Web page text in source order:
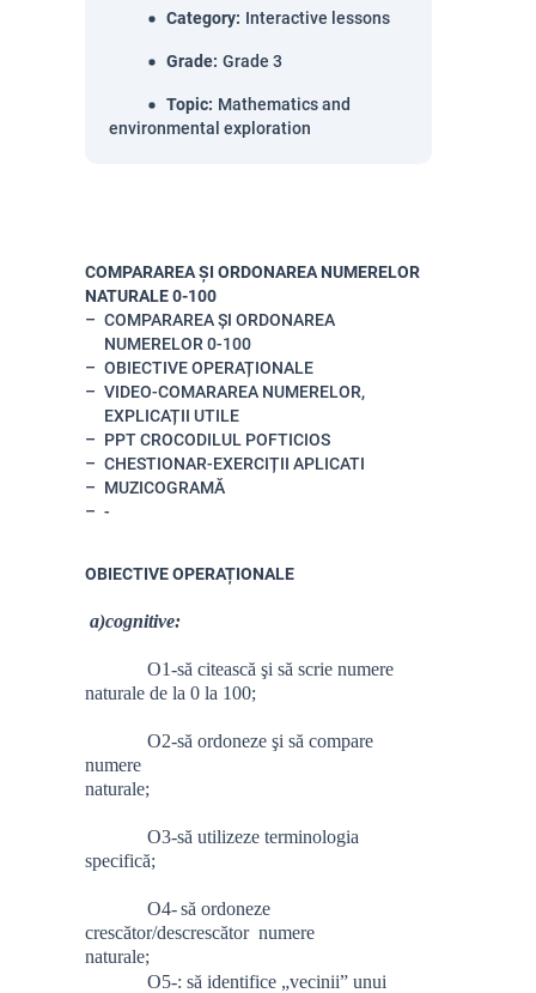
Category: Interactive lessons
Grade: Grade 3
Topic: Mathematics and
environmental exploration
COMPARAREA ȘI ORDONAREA NUMERELOR
NATURALE 0-100
COMPARAREA ȘI ORDONAREA
NUMERELOR 0-100
OBIECTIVE OPERAȚIONALE
VIDEO-COMARAREA NUMERELOR,
EXPLICAȚII UTILE
PPT CROCODILUL POFTICIOS
CHESTIONAR-EXERCIȚII APLICATI
MUZICOGRAMĂ
-
OBIECTIVE OPERAȚIONALE
O1-să citească şi să scrie numere
naturale de la 0 la 100;
O2-să ordoneze şi să compare
numere
naturale;
O3-să utilizeze terminologia
specifică;
O4-să ordoneze
crescător/descrescător numere
naturale;
O5-: să identifice „vecinii” unui